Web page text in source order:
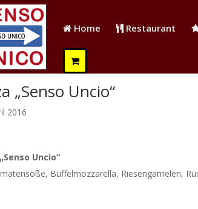
Home Restaurant
„Senso Uncio“
2016
Uncio“
Büffelmozzarella, Riesengarnelen,